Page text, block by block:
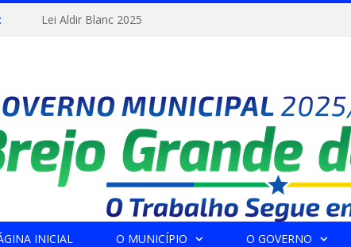
Lei Aldir Blanc 2025
INICIAL O MUNICÍPIO O GOVERNO